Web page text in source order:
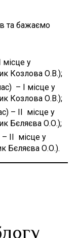
та бажаємо
у
Козлова О.В.);
– І місце у
Козлова О.В.);
– ІІ місце у
Бєляєва О.О.);
ІІ місце у
Бєляєва О.О.).